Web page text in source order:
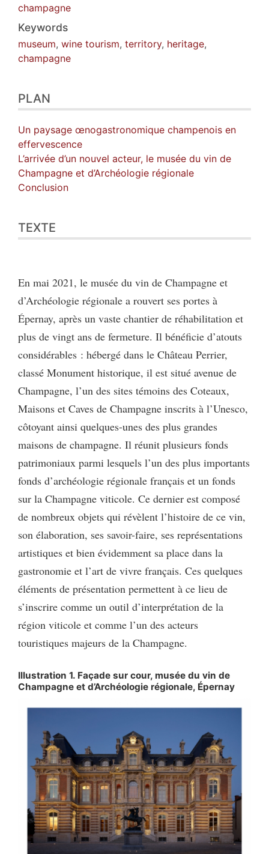
champagne
Keywords
museum, wine tourism, territory, heritage,
champagne
PLAN
Un paysage œnogastronomique champenois en
effervescence
L’arrivée d’un nouvel acteur, le musée du vin de
Champagne et d’Archéologie régionale
Conclusion
TEXTE
En mai 2021, le musée du vin de Champagne et
d’Archéologie régionale a rouvert ses portes à
Épernay, après un vaste chantier de réhabilitation et
plus de vingt ans de fermeture. Il bénéficie d’atouts
considérables : hébergé dans le Château Perrier,
classé Monument historique, il est situé avenue de
Champagne, l’un des sites témoins des Coteaux,
Maisons et Caves de Champagne inscrits à l’Unesco,
côtoyant ainsi quelques-unes des plus grandes
maisons de champagne. Il réunit plusieurs fonds
patrimoniaux parmi lesquels l’un des plus importants
fonds d’archéologie régionale français et un fonds
sur la Champagne viticole. Ce dernier est composé
de nombreux objets qui révèlent l’histoire de ce vin,
son élaboration, ses savoir-faire, ses représentations
artistiques et bien évidemment sa place dans la
gastronomie et l’art de vivre français. Ces quelques
éléments de présentation permettent à ce lieu de
s’inscrire comme un outil d’interprétation de la
région viticole et comme l’un des acteurs
touristiques majeurs de la Champagne.
Illustration 1. Façade sur cour, musée du vin de
Champagne et d’Archéologie régionale, Épernay